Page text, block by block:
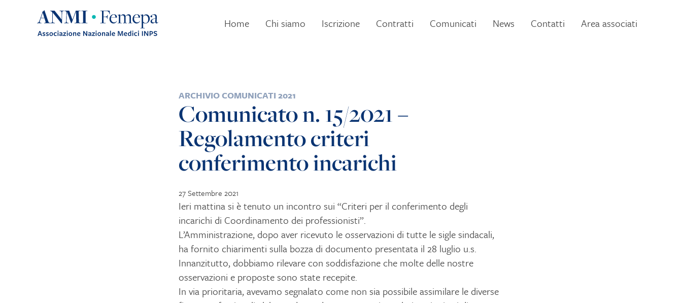
Home Chi siamo Iscrizione Contratti Comunicati News Contatti Area associati
POSTED IN
ARCHIVIO COMUNICATI 2021
Comunicato n. 15/2021 –
Regolamento criteri
conferimento incarichi
27 Settembre 2021
Ieri mattina si è tenuto un incontro sui “Criteri per il conferimento degli
incarichi di Coordinamento dei professionisti”.
L’Amministrazione, dopo aver ricevuto le osservazioni di tutte le sigle sindacali,
ha fornito chiarimenti sulla bozza di documento presentata il 28 luglio u.s.
Innanzitutto, dobbiamo rilevare con soddisfazione che molte delle nostre
osservazioni e proposte sono state recepite.
In via prioritaria, avevamo segnalato come non sia possibile assimilare le diverse